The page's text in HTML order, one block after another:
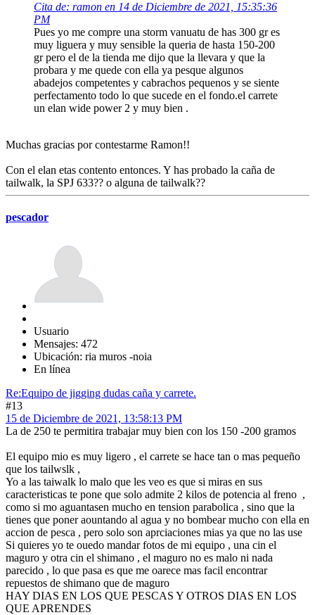
Cita de: ramon en 14 de Diciembre de 2021, 15:35:36
PM
Pues yo me compre una storm vanuatu de has 300 gr es
muy liguera y muy sensible la queria de hasta 150-200
gr pero el de la tienda me dijo que la llevara y que la
probara y me quede con ella ya pesque algunos
abadejos competentes y cabrachos pequenos y se siente
perfectamento todo lo que sucede en el fondo.el carrete
un elan wide power 2 y muy bien .
Muchas gracias por contestarme Ramon!!
Con el elan etas contento entonces. Y has probado la caña de
tailwalk, la SPJ 633?? o alguna de tailwalk??
pescador
Usuario
Mensajes: 472
Ubicación: ria muros -noia
En línea
Re:Equipo de jigging dudas caña y carrete.
#13
15 de Diciembre de 2021, 13:58:13 PM
La de 250 te permitira trabajar muy bien con los 150 -200 gramos
El equipo mio es muy ligero , el carrete se hace tan o mas pequeño
que los tailwslk ,
Yo a las taiwalk lo malo que les veo es que si miras en sus
caracteristicas te pone que solo admite 2 kilos de potencia al freno ,
como si mo aguantasen mucho en tension parabolica , sino que la
tienes que poner aountando al agua y no bombear mucho con ella en
accion de pesca , pero solo son aprciaciones mias ya que no las use
Si quieres yo te ouedo mandar fotos de mi equipo , una cin el
maguro y otra cin el shimano , el maguro no es malo ni nada
parecido , lo que pasa es que me oarece mas facil encontrar
repuestos de shimano que de maguro
HAY DIAS EN LOS QUE PESCAS Y OTROS DIAS EN LOS
QUE APRENDES